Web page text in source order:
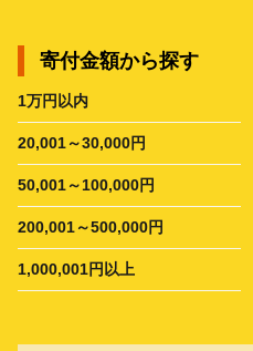
寄付金額から探す
1万円以内
20,001～30,000円
50,001～100,000円
200,001～500,000円
1,000,001円以上